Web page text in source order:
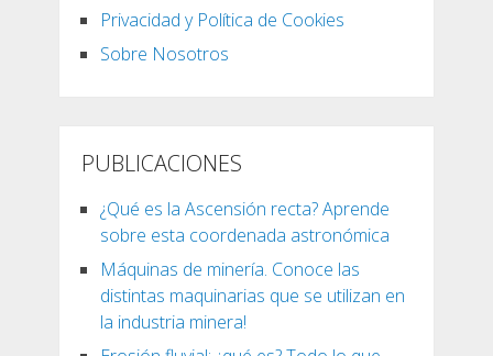
Privacidad y Política de Cookies
Sobre Nosotros
PUBLICACIONES
¿Qué es la Ascensión recta? Aprende
sobre esta coordenada astronómica
Máquinas de minería. Conoce las
distintas maquinarias que se utilizan en
la industria minera!